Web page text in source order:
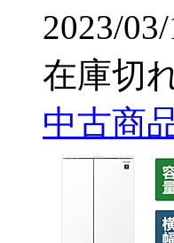
2023/
在庫切
中古商